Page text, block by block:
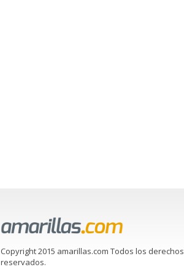
Copyright 2015 amarillas.com Todos los derechos
reservados.